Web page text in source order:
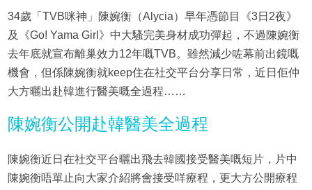
34歲「TVB咪神」陳婉衡（Alycia）早年憑節目《3日2夜》
及《Go! Yama Girl》中大騷完美身材成功彈起，不過陳婉衡
去年底就宣布離巢效力12年嘅TVB。雖然減少咗幕前出鏡嘅
機會，但係陳婉衡就keep住在社交平台分享日常，近日佢仲
大方曬出赴韓進行醫美嘅全過程……
陳婉衡公開赴韓醫美全過程
陳婉衡近日在社交平台曬出飛去韓國接受醫美嘅短片，片中
陳婉衡唔單止向大家介紹將會接受咩療程，更大方公開療程